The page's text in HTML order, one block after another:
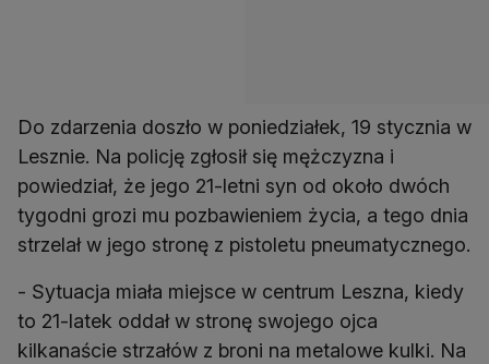
Do zdarzenia doszło w poniedziałek, 19 stycznia w
Lesznie. Na policję zgłosił się mężczyzna i
powiedział, że jego 21-letni syn od około dwóch
tygodni grozi mu pozbawieniem życia, a tego dnia
strzelał w jego stronę z pistoletu pneumatycznego.
- Sytuacja miała miejsce w centrum Leszna, kiedy
to 21-latek oddał w stronę swojego ojca
kilkanaście strzałów z broni na metalowe kulki. Na